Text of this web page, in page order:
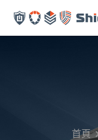
首頁